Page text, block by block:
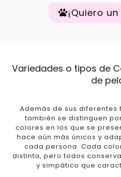
¡Quiero
Variedades o tipos de
de
Además de sus diferentes
también se distinguen
colores en los que se
hace aún más únicos y
cada persona. Cada
distinta, pero todos
y simpático que